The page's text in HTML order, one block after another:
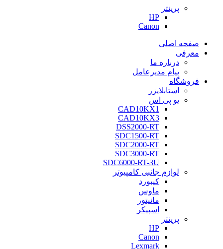
پرینتر
HP
Canon
صفحه اصلی
معرفی
درباره ما
پیام مدیرعامل
فروشگاه
استابلایزر
یو پی اس
CAD10KX1
CAD10KX3
DSS2000-RT
SDC1500-RT
SDC2000-RT
SDC3000-RT
SDC6000-RT-3U
لوازم جانبی کامپیوتر
کیبورد
ماوس
مانیتور
اسپیکر
پرینتر
HP
Canon
Lexmark